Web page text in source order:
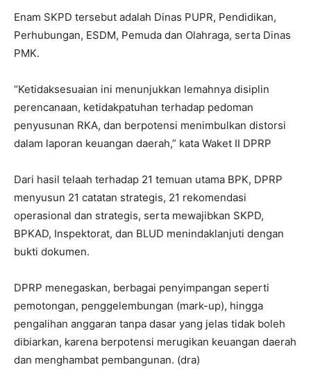
Enam SKPD tersebut adalah Dinas PUPR, Pendidikan,
Perhubungan, ESDM, Pemuda dan Olahraga, serta Dinas
PMK.
“Ketidaksesuaian ini menunjukkan lemahnya disiplin
perencanaan, ketidakpatuhan terhadap pedoman
penyusunan RKA, dan berpotensi menimbulkan distorsi
dalam laporan keuangan daerah,” kata Waket II DPRP
Dari hasil telaah terhadap 21 temuan utama BPK, DPRP
menyusun 21 catatan strategis, 21 rekomendasi
operasional dan strategis, serta mewajibkan SKPD,
BPKAD, Inspektorat, dan BLUD menindaklanjuti dengan
bukti dokumen.
DPRP menegaskan, berbagai penyimpangan seperti
pemotongan, penggelembungan (mark-up), hingga
pengalihan anggaran tanpa dasar yang jelas tidak boleh
dibiarkan, karena berpotensi merugikan keuangan daerah
dan menghambat pembangunan. (dra)